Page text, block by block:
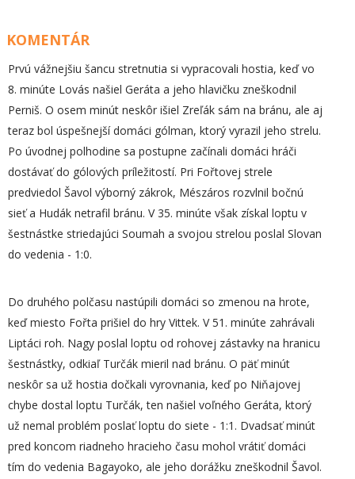
KOMENTÁR
Prvú vážnejšiu šancu stretnutia si vypracovali hostia, keď vo
8. minúte Lovás našiel Geráta a jeho hlavičku zneškodnil
Perniš. O osem minút neskôr išiel Zreľák sám na bránu, ale aj
teraz bol úspešnejší domáci gólman, ktorý vyrazil jeho strelu.
Po úvodnej polhodine sa postupne začínali domáci hráči
dostávať do gólových príležitostí. Pri Fořtovej strele
predviedol Šavol výborný zákrok, Mészáros rozvlnil bočnú
sieť a Hudák netrafil bránu. V 35. minúte však získal loptu v
šestnástke striedajúci Soumah a svojou strelou poslal Slovan
do vedenia - 1:0.
Do druhého polčasu nastúpili domáci so zmenou na hrote,
keď miesto Fořta prišiel do hry Vittek. V 51. minúte zahrávali
Liptáci roh. Nagy poslal loptu od rohovej zástavky na hranicu
šestnástky, odkiaľ Turčák mieril nad bránu. O päť minút
neskôr sa už hostia dočkali vyrovnania, keď po Niňajovej
chybe dostal loptu Turčák, ten našiel voľného Geráta, ktorý
už nemal problém poslať loptu do siete - 1:1. Dvadsať minút
pred koncom riadneho hracieho času mohol vrátiť domáci
tím do vedenia Bagayoko, ale jeho dorážku zneškodnil Šavol.